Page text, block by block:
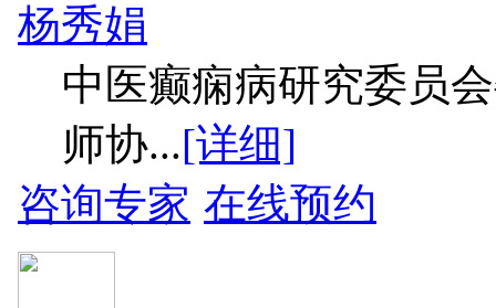
杨秀娟
中医癫痫病研究委员
师协...[详细]
咨询专家 在线预约